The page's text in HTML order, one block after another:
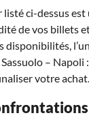
listé ci-dessus
de vos billets
disponibilités,
– Napoli
votre achat.